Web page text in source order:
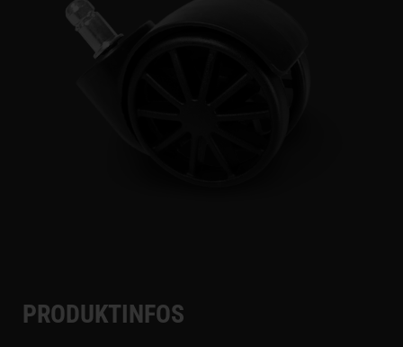
PRODUKTINFOS